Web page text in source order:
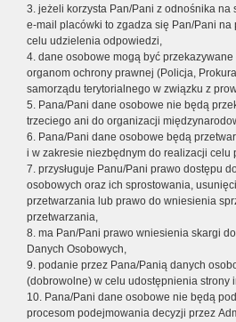
3. jeżeli korzysta Pan/Pani z odnośnika
e-mail placówki to zgadza się Pan/Pani
celu udzielenia odpowiedzi,
4. dane osobowe mogą być
organom ochrony prawnej (Policja,
samorządu terytorialnego w związku z
5. Pana/Pani dane osobowe nie będą
trzeciego ani do organizacji
6. Pana/Pani dane osobowe będą
i w zakresie niezbędnym do realizacji celu
7. przysługuje Panu/Pani prawo dostępu
osobowych oraz ich sprostowania,
przetwarzania lub prawo do wniesienia
przetwarzania,
8. ma Pan/Pani prawo wniesienia skargi
Danych Osobowych,
9. podanie przez Pana/Panią danych
(dobrowolne) w celu udostępnienia strony
10. Pana/Pani dane osobowe nie będą
procesom podejmowania decyzji przez